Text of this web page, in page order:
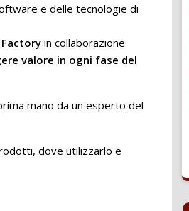
e delle tecnologie di
in collaborazione
valore in ogni fase del
mano da un esperto del
dove utilizzarlo e